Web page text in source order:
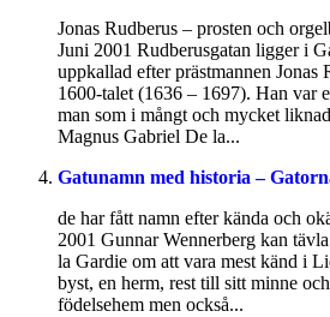
Jonas Rudberus – prosten och
Juni 2001 Rudberusgatan ligger i
uppkallad efter prästmannen Jonas
1600-talet (1636 – 1697). Han var
man som i mångt och mycket
Magnus Gabriel De la...
Gatunamn med historia –
de har fått namn efter kända och
2001 Gunnar Wennerberg kan
la Gardie om att vara mest känd i
byst, en herm, rest till sitt minne
födelsehem men också...